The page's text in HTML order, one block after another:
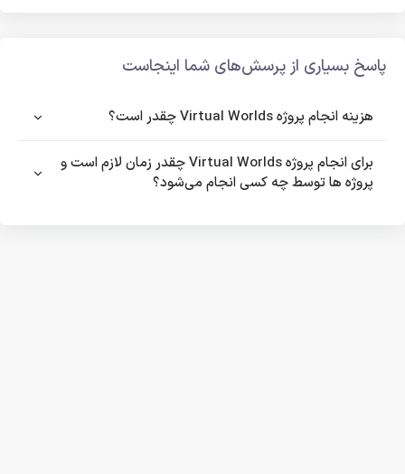
پاسخ بسیاری از پرسش‌های شما اینجاست
هزینه انجام پروژه Virtual Worlds چقدر است؟
برای انجام پروژه Virtual Worlds چقدر زمان لازم است و
پروژه ها توسط چه کسی انجام می‌شود؟